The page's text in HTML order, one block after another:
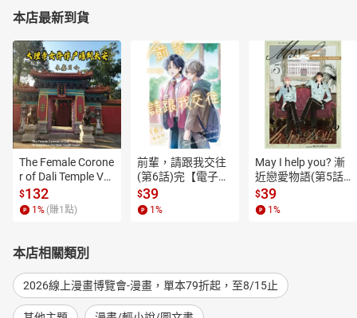
本店最新到貨
The Female Corone
r of Dali Temple Vo
l.6【有聲書】
$132
1 % (賺1 點)
前輩，請跟我交往
(第6話)完【電子
書】
$39
1 %
May I help you? 漸
近戀愛物語(第5話)
【電子書】
$39
1 %
本店相關類別
2026線上漫畫博覽會-漫畫，單本79折起，至8/15止